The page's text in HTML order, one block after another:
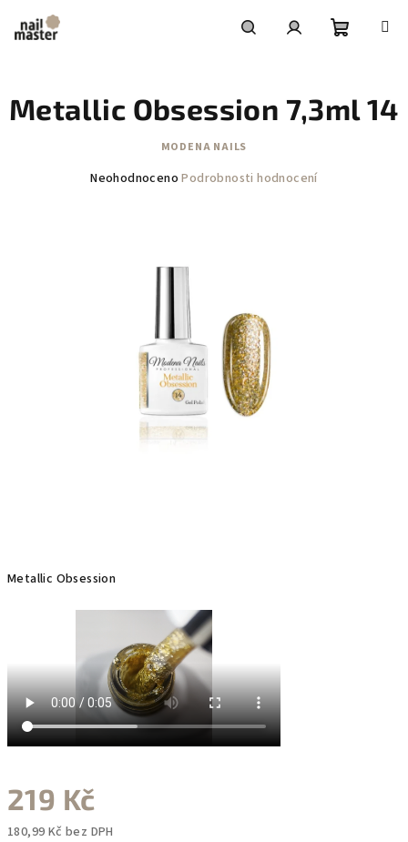
obsah
košík
Metallic Obsession
219 Kč
180,99 Kč bez DPH
Metallic Obsession 7,3ml 14
MODENA NAILS
Průměrné
Neohodnoceno Podrobnosti hodnocení